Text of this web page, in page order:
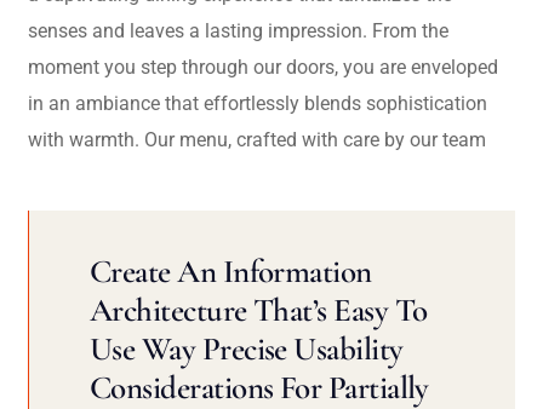
senses and leaves a lasting impression. From the
moment you step through our doors, you are enveloped
in an ambiance that effortlessly blends sophistication
with warmth. Our menu, crafted with care by our team
Create An Information
Architecture That’s Easy To
Use Way Precise Usability
Considerations For Partially